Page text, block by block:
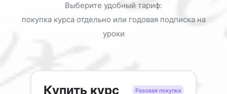
Выберите удобный тариф:
покупка курса отдельно или годовая подписка на
уроки
Купить курс Разовая покупка